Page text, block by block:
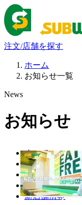
注文/店舗を探す
ホーム
お知らせ一覧
News
お知らせ
すべて
プレスリリース
お知らせ
キャンペーン
新店舗情報